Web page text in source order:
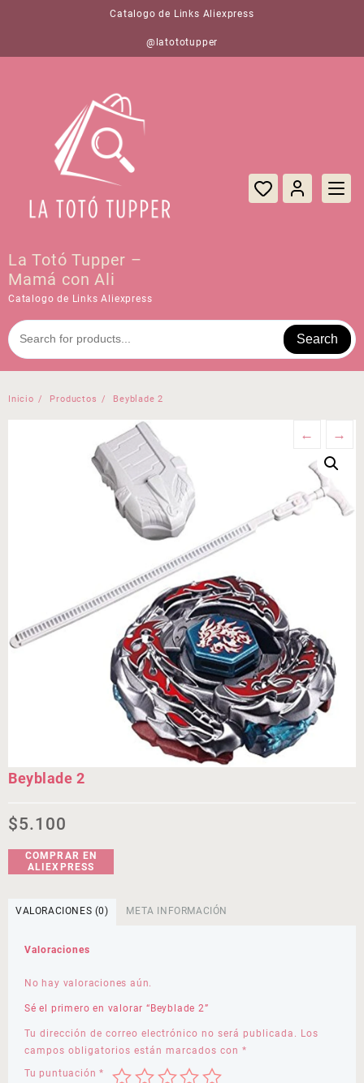
Catalogo de Links Aliexpress
@latototupper
La Totó Tupper –
Mamá con Ali
Catalogo de Links Aliexpress
Search
Inicio Productos Beyblade 2
← →
Beyblade 2
$5.100
COMPRAR EN
ALIEXPRESS
VALORACIONES (0) META INFORMACIÓN
Valoraciones
No hay valoraciones aún.
Sé el primero en valorar “Beyblade 2”
Tu dirección de correo electrónico no será publicada. Los
campos obligatorios están marcados con *
Tu puntuación*